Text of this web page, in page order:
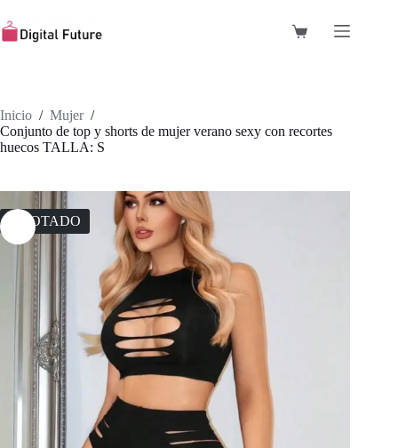
al
contenido
Carro
Inicio / Mujer /
Conjunto de top y shorts de mujer verano sexy con recortes
huecos TALLA: S
AGOTADO